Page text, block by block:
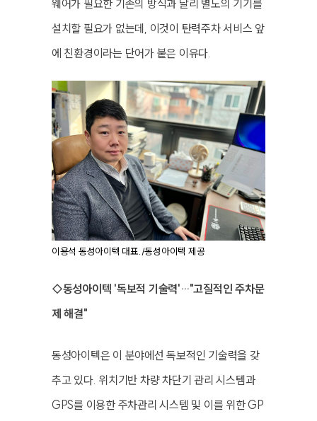
웨어가 필요한 기존의 방식과 달리 별도의 기기를
설치할 필요가 없는데, 이것이 탄력주차 서비스 앞
에 친환경이라는 단어가 붙은 이유다.
이용석 동성아이텍 대표./동성아이텍 제공
◇동성아이텍 '독보적 기술력'…"고질적인 주차문
제 해결"
동성아이텍은 이 분야에선 독보적인 기술력을 갖
추고 있다. 위치기반 차량 차단기 관리 시스템과
GPS를 이용한 주차관리 시스템 및 이를 위한 GP